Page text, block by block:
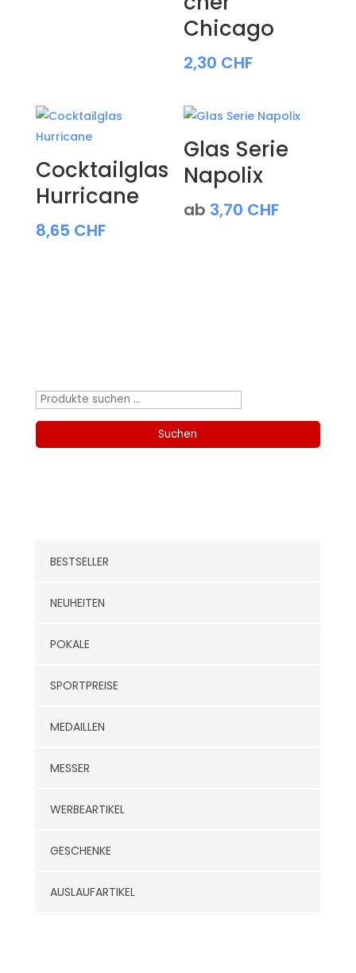
Chicago
2,30 CHF
Cocktailglas
Hurricane
8,65 CHF
Glas Serie
Napolix
ab 3,70 CHF
Suchen
Suchen
BESTSELLER
NEUHEITEN
POKALE
SPORTPREISE
MEDAILLEN
MESSER
WERBEARTIKEL
GESCHENKE
AUSLAUFARTIKEL